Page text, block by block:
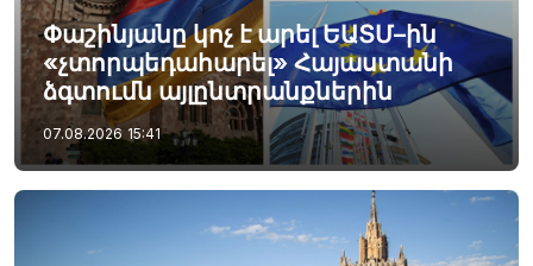
Փաշինյանը կոչ է արել ԵԱՏՄ–ին
«չտորպեդահարել» Հայաստանի
ձգտումն այլընտրանքներին
07.08.2026 15:41